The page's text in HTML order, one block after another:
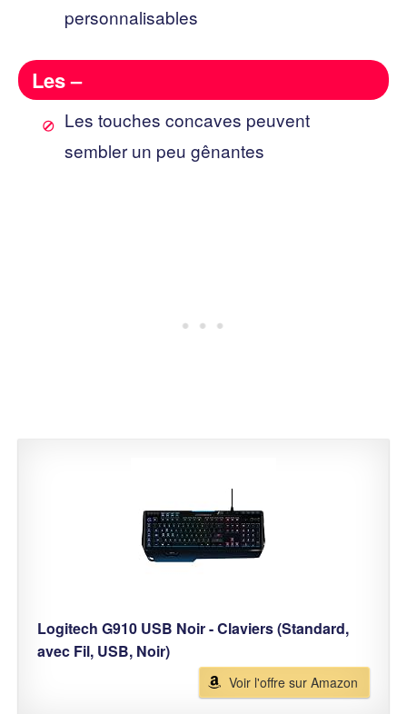
personnalisables
Les –
Les touches concaves peuvent
sembler un peu gênantes
Logitech G910 USB Noir - Claviers (Standard,
avec Fil, USB, Noir)
Voir l'offre sur Amazon